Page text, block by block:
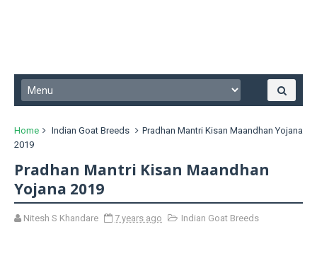
Home Indian Goat Breeds
Pradhan Mantri Kisan Maandhan Yojana
2019
Pradhan Mantri Kisan Maandhan
Yojana 2019
Nitesh S Khandare 7 years ago Indian Goat Breeds